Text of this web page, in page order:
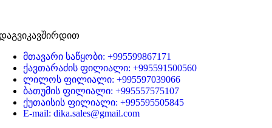
მთავარი საწყობი: +995599867171
ქავთარაძის ფილიალი: +995591500560
ლილოს ფილიალი: +995597039066
ბათუმის ფილიალი: +995557575107
ქუთაისის ფილიალი: +995595505845
E-mail: dika.sales@gmail.com